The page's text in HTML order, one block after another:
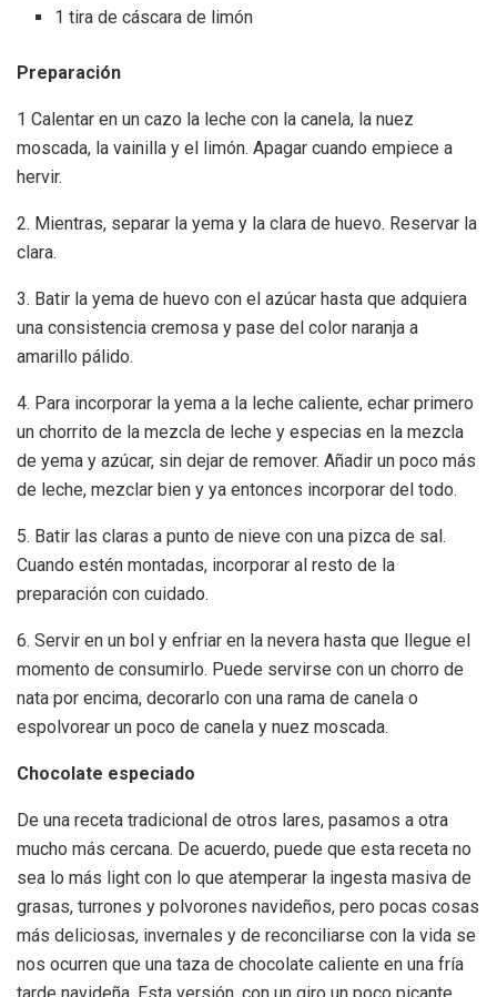
1 tira de cáscara de limón
Preparación
1 Calentar en un cazo la leche con la canela, la nuez
moscada, la vainilla y el limón. Apagar cuando empiece a
hervir.
2. Mientras, separar la yema y la clara de huevo. Reservar la
clara.
3. Batir la yema de huevo con el azúcar hasta que adquiera
una consistencia cremosa y pase del color naranja a
amarillo pálido.
4. Para incorporar la yema a la leche caliente, echar primero
un chorrito de la mezcla de leche y especias en la mezcla
de yema y azúcar, sin dejar de remover. Añadir un poco más
de leche, mezclar bien y ya entonces incorporar del todo.
5. Batir las claras a punto de nieve con una pizca de sal.
Cuando estén montadas, incorporar al resto de la
preparación con cuidado.
6. Servir en un bol y enfriar en la nevera hasta que llegue el
momento de consumirlo. Puede servirse con un chorro de
nata por encima, decorarlo con una rama de canela o
espolvorear un poco de canela y nuez moscada.
Chocolate especiado
De una receta tradicional de otros lares, pasamos a otra
mucho más cercana. De acuerdo, puede que esta receta no
sea lo más light con lo que atemperar la ingesta masiva de
grasas, turrones y polvorones navideños, pero pocas cosas
más deliciosas, invernales y de reconciliarse con la vida se
nos ocurren que una taza de chocolate caliente en una fría